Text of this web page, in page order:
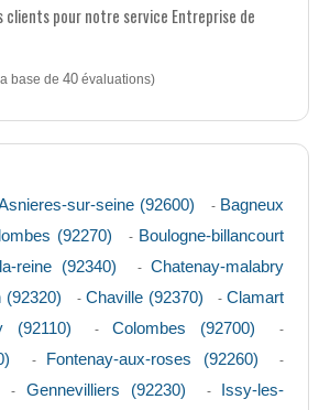
clients pour notre service Entreprise de
base de 40évaluations)
sur-seine (92600) - Bagneux
(92270) - Boulogne-billancourt
reine (92340) -Chatenay-malabry
(92320) - Chaville (92370) -Clamart
(92110) -Colombes (92700) -
- Fontenay-aux-roses (92260) -
- Gennevilliers (92230) -
Issy-les-